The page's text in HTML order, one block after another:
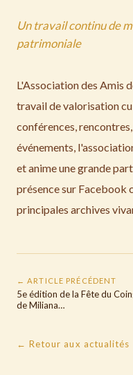
Un travail continu de
patrimoniale
L'Association des Amis
travail de valorisation
conférences,
événements,
et anime une grande
présence sur Facebook
principales archives
← ARTICLE PRÉCÉDENT
5e édition de la Fête du
de Miliana…
← Retour aux actualités